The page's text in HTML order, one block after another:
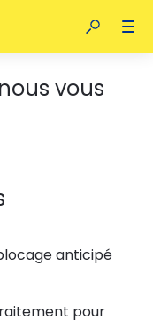
vous
anticipé
pour